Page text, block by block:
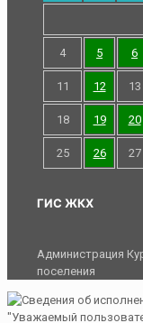
4 5 6
11 12 13
18 19 20
25 26 27
ГИС ЖКХ
Администрация
поселения
"Уважаемый